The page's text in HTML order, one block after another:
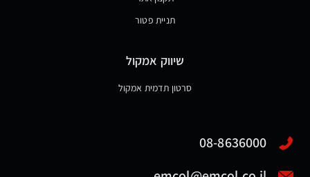
תניית פטור
שיווק אמקול
סרטון תדמית אמקול
08-8636000